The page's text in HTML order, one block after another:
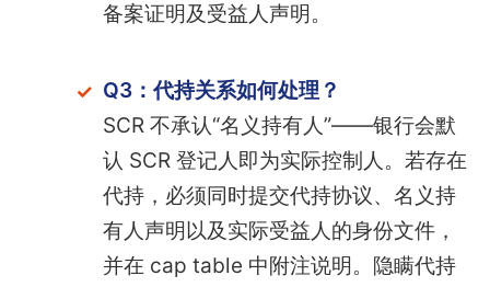
备案证明及受益人声明。
Q3：代持关系如何处理？
SCR 不承认“名义持有人”——银行会默
认 SCR 登记人即为实际控制人。若存在
代持，必须同时提交代持协议、名义持
有人声明以及实际受益人的身份文件，
并在 cap table 中附注说明。隐瞒代持